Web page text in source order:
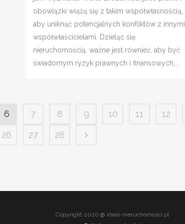
obowiązki wiążą się z takim współwłasnością,
aby uniknąć potencjalnych konfliktów z innymi
współwłaścicielami. Dzieląc się
nieruchomością, ważne jest również, aby być
świadomym ryzyk prawnych i finansowych,...
6 7 8 9 10 11 12
26 27 28
Copyright 2020 @ ideal-nieruchomosci.pl